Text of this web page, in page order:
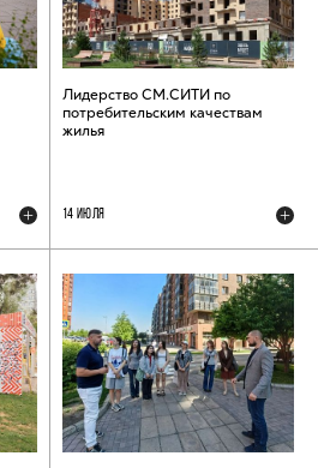
Лидерство СМ.СИТИ по
потребительским качествам
жилья
14 ИЮЛЯ